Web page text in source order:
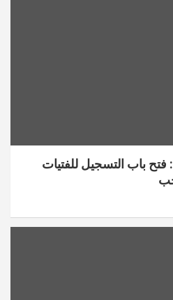
فتح باب التسجيل للفتيات